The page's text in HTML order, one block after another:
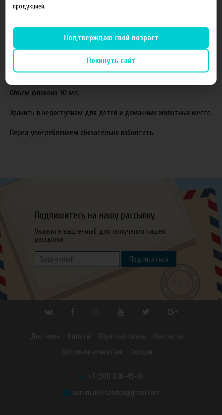
Растительный глицерин(VG)
Соотношение компонентов,%:70VG/30PG.
Жидкость производится с использованием американских
ароматизаторов TPA и Capella.
Объем флакона 30 мл.
Хранить в недоступном для детей и домашних животных месте.
Перед употреблением обязательно взболтать.
Подпишитесь на нашу рассылку
Укажите ваш e-mail для получения нашей
рассылки
Подписаться
Доставка Оплата Обратная связь
Контакты
Оптовым клиентам
Скидки
+7 (981) 036-45-81
aurum.aleksandra@gmail.com
продукцией.
Подтверждаю свой возраст
Покинуть сайт